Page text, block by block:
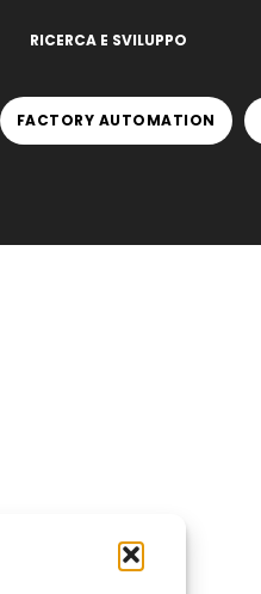
RICERCA E SVILUPPO
FACTORY AUTOMATION